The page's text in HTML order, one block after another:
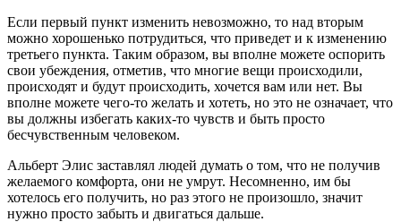
Если первый пункт изменить невозможно, то над вторым
можно хорошенько потрудиться, что приведет и к изменению
третьего пункта. Таким образом, вы вполне можете оспорить
свои убеждения, отметив, что многие вещи происходили,
происходят и будут происходить, хочется вам или нет. Вы
вполне можете чего-то желать и хотеть, но это не означает, что
вы должны избегать каких-то чувств и быть просто
бесчувственным человеком.
Альберт Элис заставлял людей думать о том, что не получив
желаемого комфорта, они не умрут. Несомненно, им бы
хотелось его получить, но раз этого не произошло, значит
нужно просто забыть и двигаться дальше.